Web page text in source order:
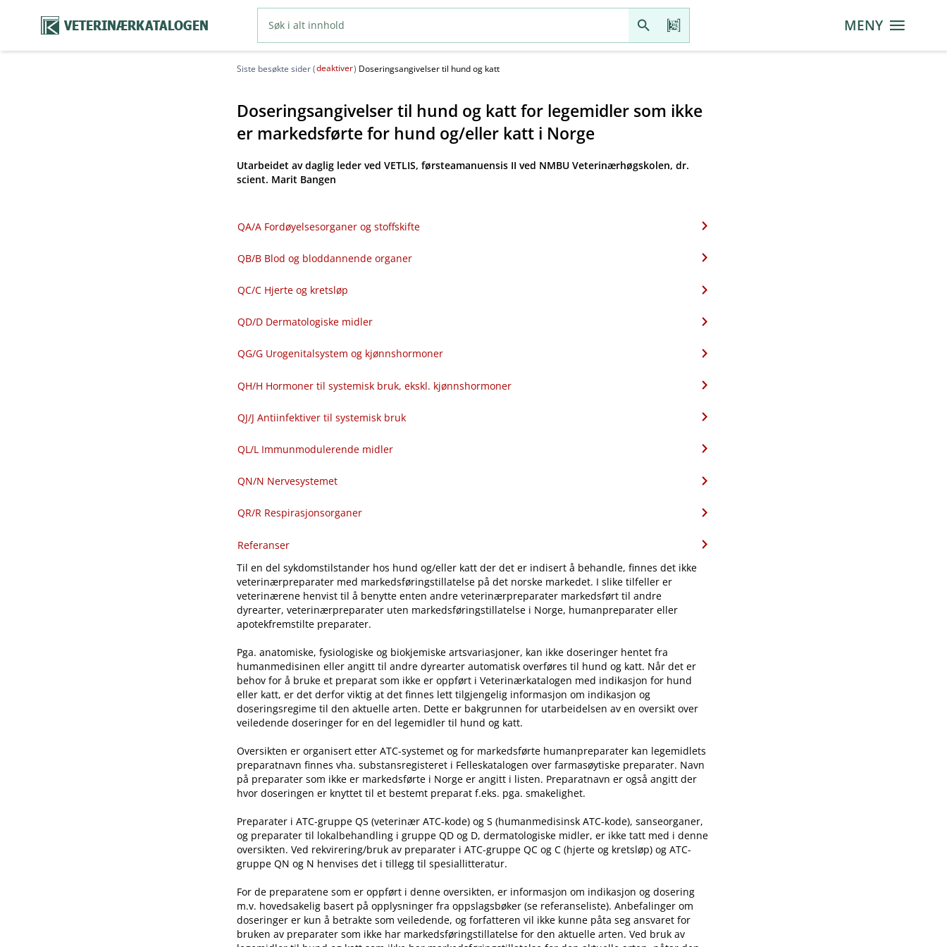
VETERINÆRKATALOGEN MENY
Siste besøkte sider (deaktiver) Doseringsangivelser til hund og katt
Doseringsangivelser til hund og katt for legemidler som ikke
er markedsførte for hund og​/​eller katt i Norge
Utarbeidet av daglig leder ved VETLIS, førsteamanuensis II ved NMBU Veterinærhøgskolen, dr.
scient. Marit Bangen
QA​/​A Fordøyelsesorganer og stoffskifte
QB​/​B Blod og bloddannende organer
QC​/​C Hjerte og kretsløp
QD​/​D Dermatologiske midler
QG​/​G Urogenitalsystem og kjønnshormoner
QH​/​H Hormoner til systemisk bruk, ekskl. kjønnshormoner
QJ​/​J Antiinfektiver til systemisk bruk
QL​/​L Immunmodulerende midler
QN​/​N Nervesystemet
QR​/​R Respirasjonsorganer
Referanser
Til en del sykdomstilstander hos hund og​/​eller katt der det er indisert å behandle, finnes det ikke
veterinærpreparater med markedsføringstillatelse på det norske markedet. I slike tilfeller er
veterinærene henvist til å benytte enten andre veterinærpreparater markedsført til andre
dyrearter, veterinærpreparater uten markedsføringstillatelse i Norge, humanpreparater eller
apotekfremstilte preparater.
Pga. anatomiske, fysiologiske og biokjemiske artsvariasjoner, kan ikke doseringer hentet fra
humanmedisinen eller angitt til andre dyrearter automatisk overføres til hund og katt. Når det er
behov for å bruke et preparat som ikke er oppført i Veterinærkatalogen med indikasjon for hund
eller katt, er det derfor viktig at det finnes lett tilgjengelig informasjon om indikasjon og
doseringsregime til den aktuelle arten. Dette er bakgrunnen for utarbeidelsen av en oversikt over
veiledende doseringer for en del legemidler til hund og katt.
Oversikten er organisert etter ATC-systemet og for markedsførte humanpreparater kan legemidlets
preparatnavn finnes vha. substansregisteret i Felleskatalogen over farmasøytiske preparater. Navn
på preparater som ikke er markedsførte i Norge er angitt i listen. Preparatnavn er også angitt der
hvor doseringen er knyttet til et bestemt preparat f.eks. pga. smakelighet.
Preparater i ATC-gruppe QS (veterinær ATC-kode) og S (humanmedisinsk ATC-kode), sanseorganer,
og preparater til lokalbehandling i gruppe QD og D, dermatologiske midler, er ikke tatt med i denne
oversikten. Ved rekvirering​/​bruk av preparater i ATC-gruppe QC og C (hjerte og kretsløp) og ATC-
gruppe QN og N henvises det i tillegg til spesiallitteratur.
For de preparatene som er oppført i denne oversikten, er informasjon om indikasjon og dosering
m.v. hovedsakelig basert på opplysninger fra oppslagsbøker (se referanseliste). Anbefalinger om
doseringer er kun å betrakte som veiledende, og forfatteren vil ikke kunne påta seg ansvaret for
bruken av preparater som ikke har markedsføringstillatelse for den aktuelle arten. Ved bruk av